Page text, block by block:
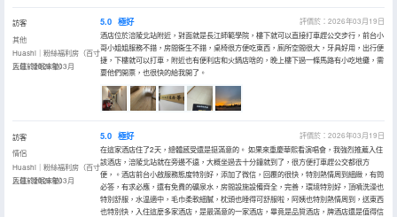
訪客
其他
Huashi｜粉絲福利房（百寸
巨幕+睡眠床墊）
入住於2026年03月
5.0 極好
評價於：2026年03月19日
酒店位於涪陵北站附近，對面就是長江師範學院，樓下就可以直接打車趕公交步行，前台小
哥小姐姐服務不錯，房間衞生不錯，桌椅很方便吃東西，廁所空間很大，牙具好用，出行便
捷，下樓就可以打車，附近也有便利店和火鍋店啥的，晚上樓下過一條馬路有小吃地攤，需
要他們開票，也很快的給我開了。
訪客
情侶
Huashi｜粉絲福利房（百寸
巨幕+睡眠床墊）
入住於2026年03月
5.0 極好
評價於：2026年03月19日
在這家酒店住了2天，總體感受還是挺滿意的。 如果來重慶華熙看演唱會，我強烈推薦入住
該酒店，涪陵北站就在旁邊不遠，大概坐過去十分鐘就到了，很方便打車趕公交都很方
便，。酒店前台小啟服務態度特別好，添加了微信，回覆的很快，特別熱情周到細緻，有問
必答，有求必應，還有免費的礦泉水，房間設施設備齊全，完善，環境特別好，頂噴洗澡也
特別舒服，水温適中，毛巾柔軟細膩，枕頭也睡得可舒服啦，阿姨也特別熱情周到，送東西
也特別快，入住這麼多家酒店，是最滿意的一家酒店，畢竟是品質酒店，牌酒店還是值得信